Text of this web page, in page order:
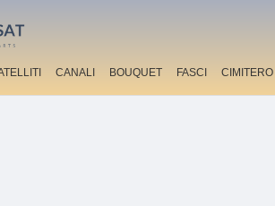
CANALI BOUQUET FASCI CIMITERO